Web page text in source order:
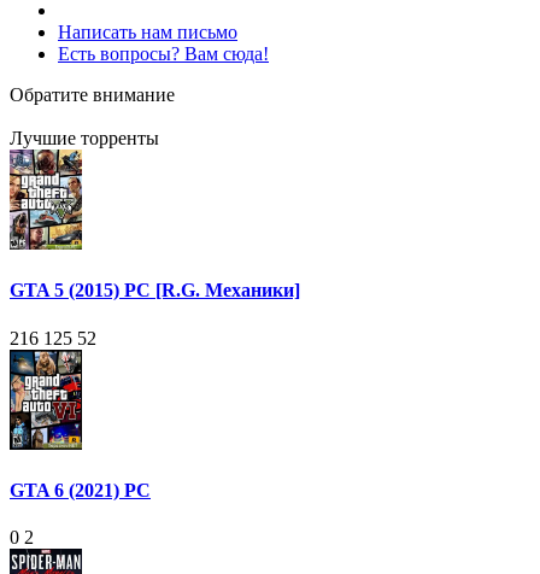
Написать нам письмо
Есть вопросы? Вам сюда!
Обратите внимание
Лучшие торренты
GTA 5 (2015) PC [R.G. Механики]
216 125 52
GTA 6 (2021) PC
0 2